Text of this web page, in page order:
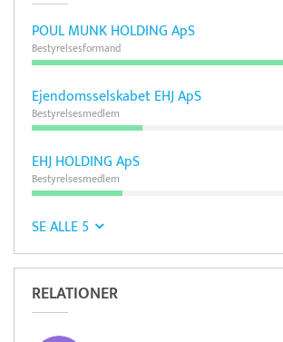
POUL MUNK HOLDING ApS
Bestyrelsesformand
Ejendomsselskabet EHJ ApS
Bestyrelsesmedlem
EHJ HOLDING ApS
Bestyrelsesmedlem
SE ALLE 5
RELATIONER